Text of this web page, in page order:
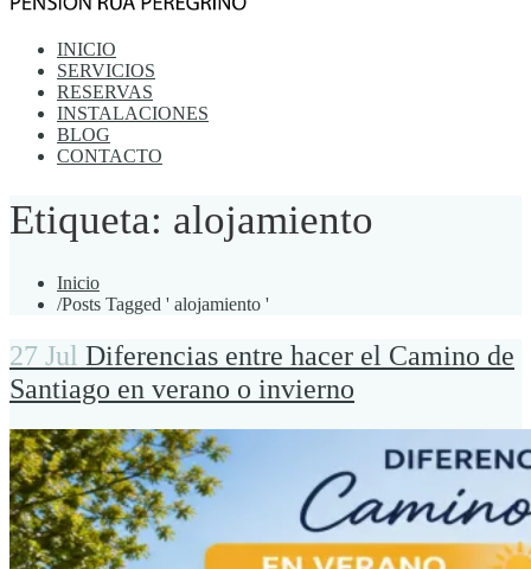
INICIO
SERVICIOS
RESERVAS
INSTALACIONES
BLOG
CONTACTO
Etiqueta: alojamiento
Inicio
/Posts Tagged ' alojamiento '
27 Jul Diferencias entre hacer el Camino de
Santiago en verano o invierno